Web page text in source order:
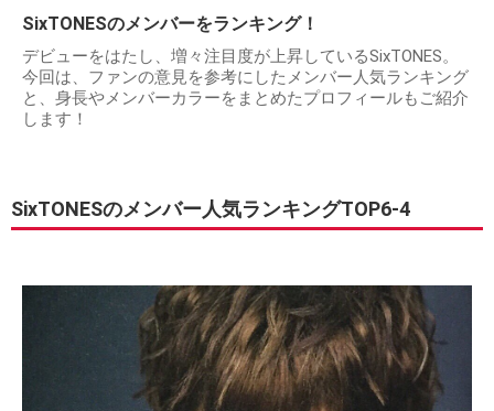
SixTONESのメンバーをランキング！
デビューをはたし、増々注目度が上昇しているSixTONES。
今回は、ファンの意見を参考にしたメンバー人気ランキング
と、身長やメンバーカラーをまとめたプロフィールもご紹介
します！
SixTONESのメンバー人気ランキングTOP6-4